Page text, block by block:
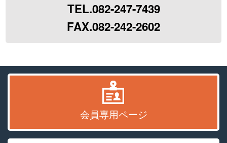
TEL.082-247-7439
FAX.082-242-2602
会員専用ページ